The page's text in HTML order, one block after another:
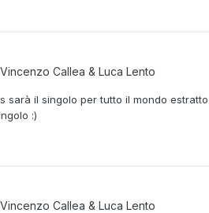
Vincenzo Callea & Luca Lento
sarà il singolo per tutto il mondo
:)
Vincenzo Callea & Luca Lento